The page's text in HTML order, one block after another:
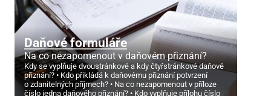
Daňové formuláře
Na co nezapomenout v daňovém přiznání?
Kdy se vyplňuje dvoustránkové a kdy čtyřstránkové daňové
přiznání?
Kdo přikládá k daňovému přiznání potvrzení
o zdanitelných příjmech?
Na co nezapomenout v příloze
číslo jedna daňového přiznání?
Kdo vyplňuje přílohu číslo